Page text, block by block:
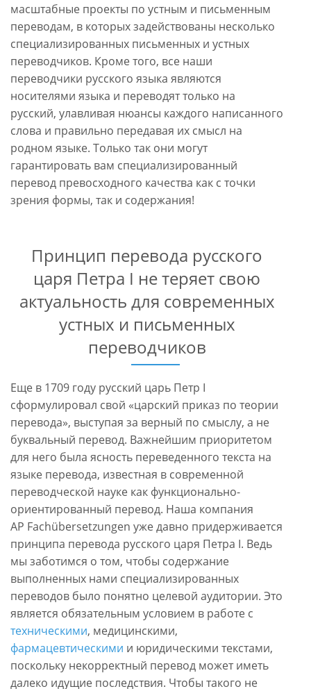
масштабные проекты по устным и письменным
переводам, в которых задействованы несколько
специализированных письменных и устных
переводчиков. Кроме того, все наши
переводчики русского языка являются
носителями языка и переводят только на
русский, улавливая нюансы каждого написанного
слова и правильно передавая их смысл на
родном языке. Только так они могут
гарантировать вам специализированный
перевод превосходного качества как с точки
зрения формы, так и содержания!
Принцип перевода русского
царя Петра I не теряет свою
актуальность для современных
устных и письменных
переводчиков
Еще в 1709 году русский царь Петр I
сформулировал свой «царский приказ по теории
перевода», выступая за верный по смыслу, а не
буквальный перевод. Важнейшим приоритетом
для него была ясность переведенного текста на
языке перевода, известная в современной
переводческой науке как функционально-
ориентированный перевод. Наша компания
AP Fachübersetzungen уже давно придерживается
принципа перевода русского царя Петра I. Ведь
мы заботимся о том, чтобы содержание
выполненных нами специализированных
переводов было понятно целевой аудитории. Это
является обязательным условием в работе с
техническими, медицинскими,
фармацевтическими и юридическими текстами,
поскольку некорректный перевод может иметь
далеко идущие последствия. Чтобы такого не